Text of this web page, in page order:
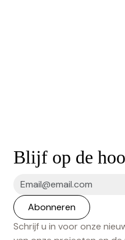
Blijf op de
Schrijf u in voor onze